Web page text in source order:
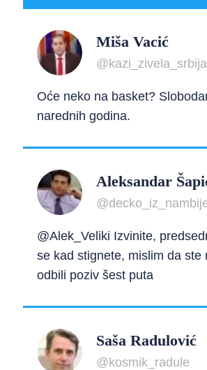
Miša Vacić
@kazi_zivela_srbija
Oće neko na basket?
narednih godina.
Aleksandar
@Alek_Veliki Izvinite,
se kad stignete, mislim da ste
odbili poziv šest puta
Saša Radulović
@kosmik_radule